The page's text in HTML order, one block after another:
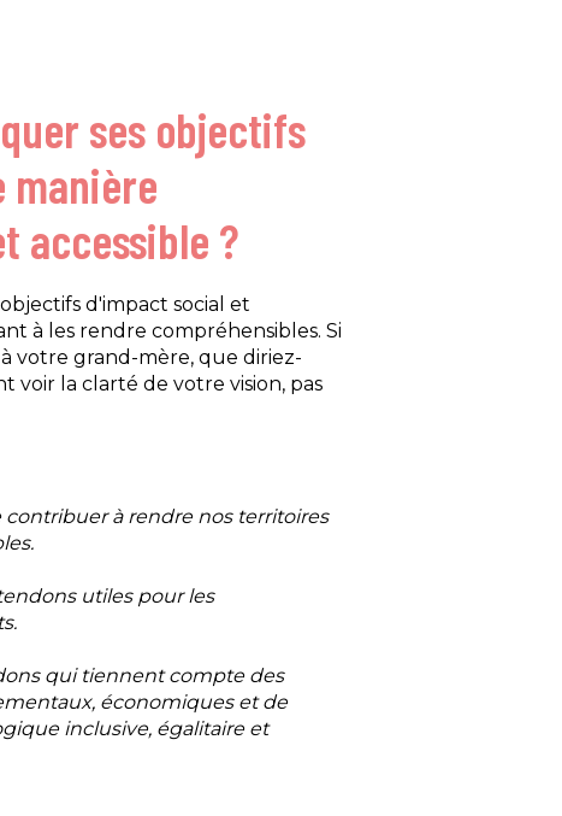
ses objectifs
manière
accessible ?
d'impact social et
à les rendre compréhensibles. Si
votre grand-mère, que diriez-
voir la clarté de votre vision, pas
contribuer à rendre nos territoires
utiles pour les
qui tiennent compte des
économiques et de
inclusive, égalitaire et